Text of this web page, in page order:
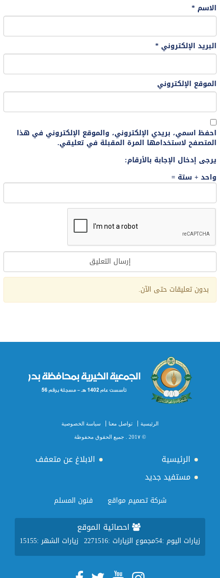
الاسم *
البريد الإلكتروني *
الموقع الإلكتروني
احفظ اسمي، بريدي الإلكتروني، والموقع الإلكتروني في هذا
المتصفح لاستخدامها المرة المقبلة في تعليقي.
يرجى إدخال الإجابة بالأرقام:
واحد + ستة =
Alternative:
بدون تعليقات حتى الآن.
الرئيسية تواصل معنا سياسة الخصوصية
© 201٧ . جميع الحقوق محفوظة
الرئيسية
الابلاغ عن متعفف
مستفيد جديد
شركة تصميم مواقع فنون المسلم
احصائية الموقع
زيارات اليوم :54 زيارات الشهر :15155 مجموع الزيارات :2271516